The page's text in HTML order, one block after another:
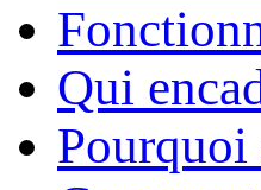
Qui
Pourquoi